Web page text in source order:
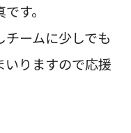
す。
ームに少しでも
りますので応援